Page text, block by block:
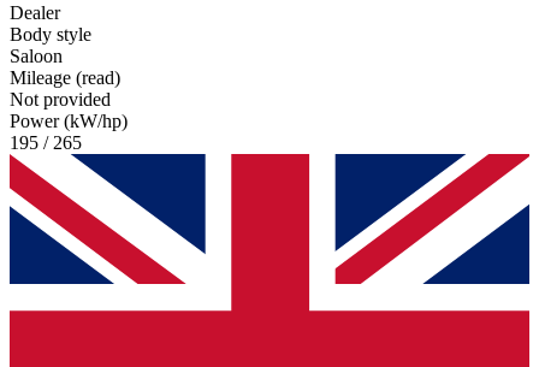
Dealer
Body style
Saloon
Mileage (read)
Not provided
Power (kW/hp)
195 / 265